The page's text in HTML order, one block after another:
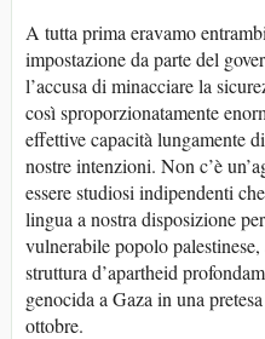
A tutta prima eravamo
impostazione da parte del
l’accusa di minacciare la
così sproporzionatamente
effettive capacità lungamente
nostre intenzioni. Non c’è
essere studiosi indipendenti
lingua a nostra disposizione
vulnerabile popolo
struttura d’apartheid
genocida a Gaza in una
ottobre.